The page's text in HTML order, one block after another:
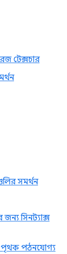
টেক্সচার
সমর্থন
সিনট্যাক্স
পৃথক পঠনযোগ্য